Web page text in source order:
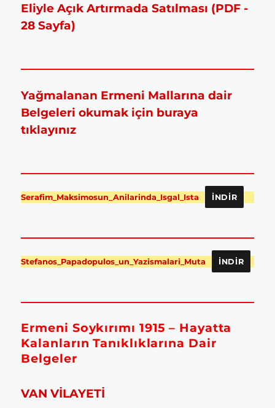
Eliyle Açık Artırmada Satılması (PDF -
28 Sayfa)
Yağmalanan Ermeni Mallarına dair
Belgeleri okumak için buraya
tıklayınız
Serafim_Maksimosun_Anilarinda_Isgal_Ista İNDIR
Stefanos_Papadopulos_un_Yazismalari_Muta İNDIR
Ermeni Soykırımı 1915 – Hayatta
Kalanların Tanıklıklarına Dair
Belgeler
VAN VİLAYETİ